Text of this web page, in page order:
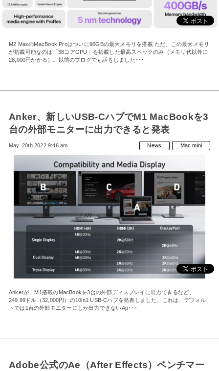
M2 MaxのMacBook Proはついに96GBの最大メモリを搭載 ただ、この最大メモリ
が搭載可能なのは「38コアGPU」を搭載した最高スペックのみ（メモリ代以外に
28,000円かかる）。以前のブログでも話をしました･･･
Anker、新しいUSB-CハブでM1 MacBookを3
台の外部モニターに出力できると発表
May. 20th 2022 9:46 am News Mac mini
Ankerが、M1搭載のMacBookを3台の外部ディスプレイに出力できるなど、
249.99ドル（32,000円）の10in1 USB-Cハブを発表しました。これは、デフォル
トでは1台の外部モニターにしか出力できないAp･･･
Adobe公式のAe（After Effects）ベンチマー